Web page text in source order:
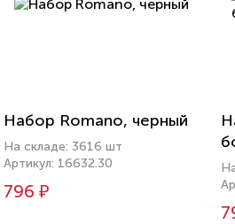
Набор Romano, черный
На складе: 3616 шт
Артикул: 16632.30
796 ₽